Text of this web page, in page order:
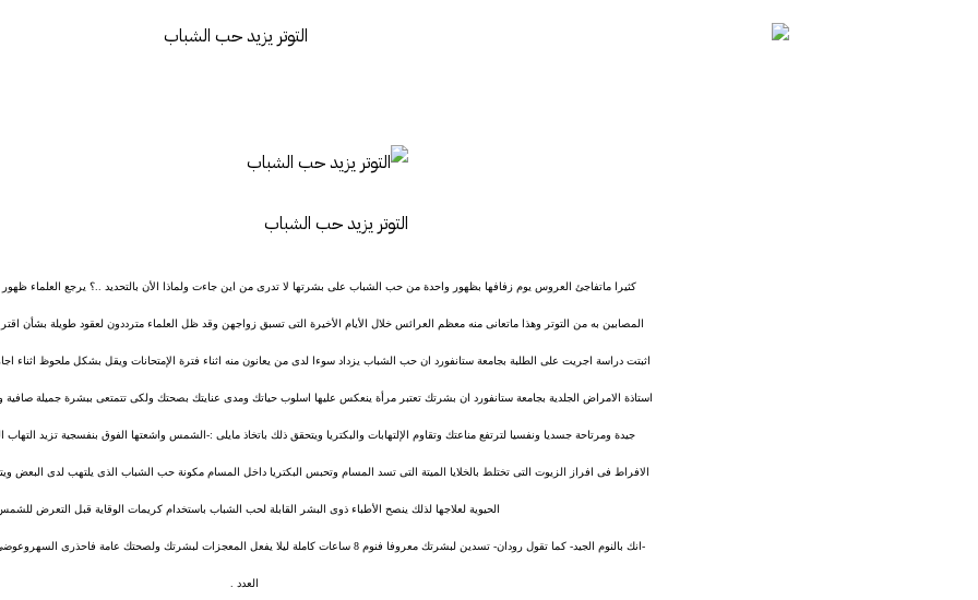
التوتر يزيد حب الشباب
كثيرا ماتفاجئ العروس يوم زفافها بظهور واحدة من حب الشباب على بشرتها لا تدرى من اين جاءت ولماذا الأن بالتحديد ..؟ يرجع العلماء
المصابين به من التوتر وهذا ماتعانى منه معظم العرائس خلال الأيام الأخيرة التى تسبق زواجهن وقد ظل العلماء مترددون لعقود طويلة بشأن
اثبتت دراسة اجريت على الطلبة بجامعة ستانفورد ان حب الشباب يزداد سوءا لدى من يعانون منه اثناء فترة الإمتحانات ويقل بشكل ملحوظ اثناء
استاذة الامراض الجلدية بجامعة ستانفورد ان بشرتك تعتبر مرأة ينعكس عليها اسلوب حياتك ومدى عنايتك بصحتك ولكى تتمتعى ببشرة جميلة
جيدة ومرتاحة جسديا ونفسيا لترتفع مناعتك وتقاوم الإلتهابات والبكتريا ويتحقق ذلك باتخاذ مايلى :-الشمس واشعتها الفوق بنفسجية تزيد
الافراط فى افراز الزيوت التى تختلط بالخلايا الميتة التى تسد المسام وتحبس البكتريا داخل المسام مكونة حب الشباب الذى يلتهب لدى البعض
الحيوية لعلاجها لذلك ينصح الأطباء ذوى البشر القابلة لحب الشباب باستخدام كريمات الوقاية قبل التعرض
-انك بالنوم الجيد- كما تقول رودان- تسدين لبشرتك معروفا فنوم 8 ساعات كاملة ليلا يفعل المعجزات لبشرتك ولصحتك
العدد .